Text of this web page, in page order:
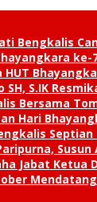
Bengkalis
ke-
SH, S.IK
Bersama
Hari
Jabat Ketua
Mendatang